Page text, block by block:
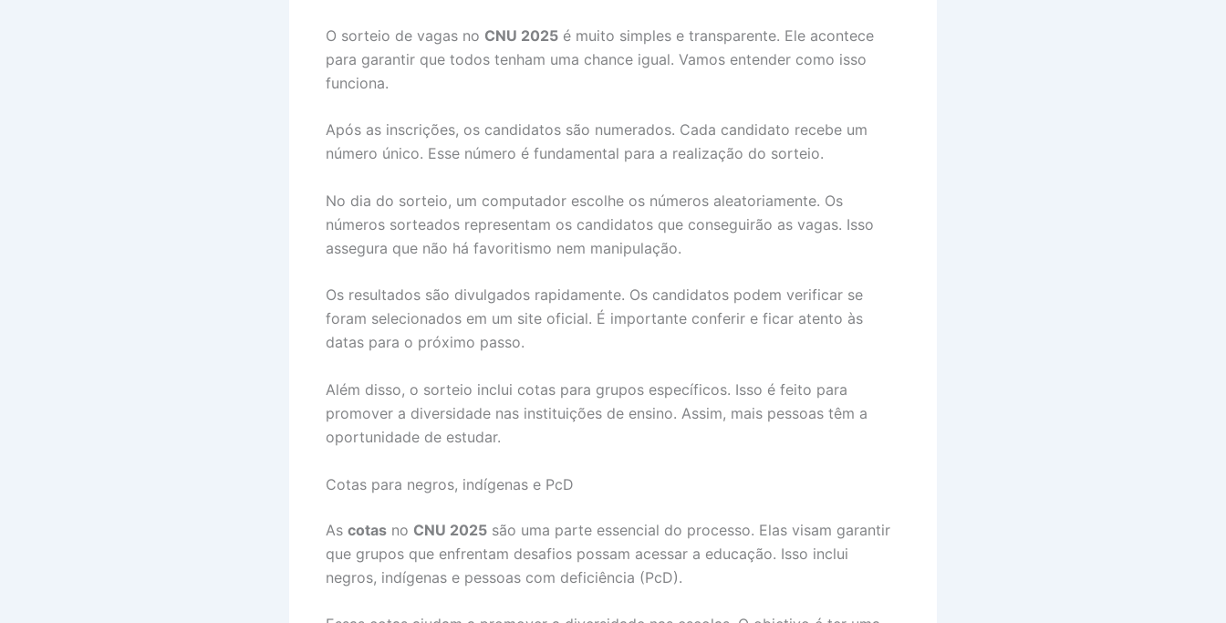
O sorteio de vagas no CNU 2025 é muito simples e transparente. Ele acontece
para garantir que todos tenham uma chance igual. Vamos entender como isso
funciona.
Após as inscrições, os candidatos são numerados. Cada candidato recebe um
número único. Esse número é fundamental para a realização do sorteio.
No dia do sorteio, um computador escolhe os números aleatoriamente. Os
números sorteados representam os candidatos que conseguirão as vagas. Isso
assegura que não há favoritismo nem manipulação.
Os resultados são divulgados rapidamente. Os candidatos podem verificar se
foram selecionados em um site oficial. É importante conferir e ficar atento às
datas para o próximo passo.
Além disso, o sorteio inclui cotas para grupos específicos. Isso é feito para
promover a diversidade nas instituições de ensino. Assim, mais pessoas têm a
oportunidade de estudar.
Cotas para negros, indígenas e PcD
As cotas no CNU 2025 são uma parte essencial do processo. Elas visam garantir
que grupos que enfrentam desafios possam acessar a educação. Isso inclui
negros, indígenas e pessoas com deficiência (PcD).